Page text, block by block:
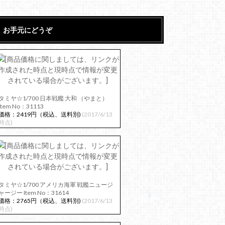
お手元にどうぞ
ミヤ☆1/700 日本戦艦 大和 （やまと）
No：31113
格：2419円（税込、送料別) (2017/6/13
点)
ミヤ☆1/700 アメリカ海軍 戦艦ニュージ
ージー Item No：31614
格：2765円（税込、送料別) (2017/6/13
点)